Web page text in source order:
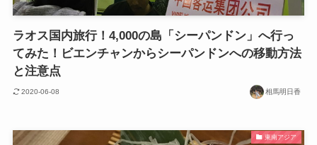
ラオス国内旅行！4,000の島「シーパンドン」へ行っ
てみた！ビエンチャンからシーパンドンへの移動方法
と注意点
2020-06-08 相馬明日香
東南アジア